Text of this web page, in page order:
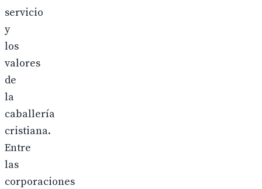
servicio
y
los
valores
de
la
caballería
cristiana.
Entre
las
corporaciones